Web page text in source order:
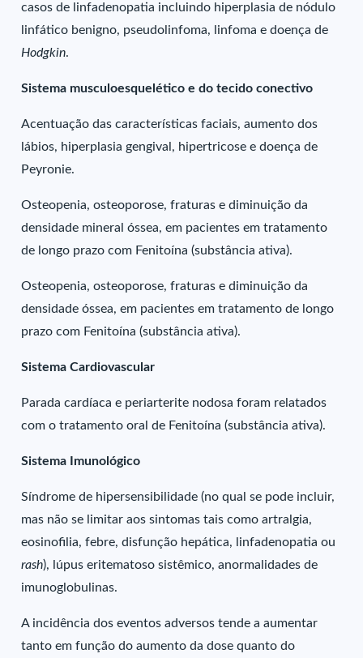
casos de linfadenopatia incluindo hiperplasia de nódulo
linfático benigno, pseudolinfoma, linfoma e doença de
Hodgkin.
Sistema musculoesquelético e do tecido conectivo
Acentuação das características faciais, aumento dos
lábios, hiperplasia gengival, hipertricose e doença de
Peyronie.
Osteopenia, osteoporose, fraturas e diminuição da
densidade mineral óssea, em pacientes em tratamento
de longo prazo com Fenitoína (substância ativa).
Osteopenia, osteoporose, fraturas e diminuição da
densidade óssea, em pacientes em tratamento de longo
prazo com Fenitoína (substância ativa).
Sistema Cardiovascular
Parada cardíaca e periarterite nodosa foram relatados
com o tratamento oral de Fenitoína (substância ativa).
Sistema Imunológico
Síndrome de hipersensibilidade (no qual se pode incluir,
mas não se limitar aos sintomas tais como artralgia,
eosinofilia, febre, disfunção hepática, linfadenopatia ou
rash), lúpus eritematoso sistêmico, anormalidades de
imunoglobulinas.
A incidência dos eventos adversos tende a aumentar
tanto em função do aumento da dose quanto do